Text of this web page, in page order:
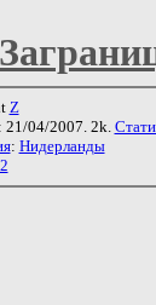
Z
21/04/2007. 2k.
: Нидерланды